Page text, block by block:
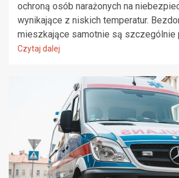
ochroną osób narażonych na
wynikające z niskich temperatur.
mieszkające samotnie są szczególnie
Czytaj dalej